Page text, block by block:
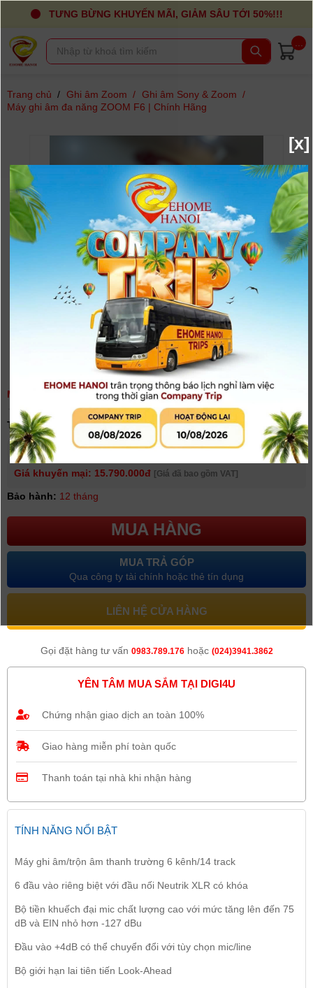
TƯNG BỪNG KHUYẾN MÃI, GIẢM SÂU TỚI 50%!!!
Trang chủ / Ghi âm Zoom / Ghi âm Sony & Zoom /
Máy ghi âm đa năng ZOOM F6 | Chính Hãng
MÁY GHI ÂM ĐA NĂNG ZOOM F6 | CHÍNH HÃNG
(0người đánh giá)
Tình trạng:
Có hàng
Giá niêm yết:
Giá khuyến mại: 15.790.000đ [Giá đã bao gồm VAT]
Bảo hành: 12 tháng
MUA HÀNG
MUA TRẢ GÓP
Qua công ty tài chính hoặc thẻ tín dụng
LIÊN HỆ CỬA HÀNG
Gọi đặt hàng tư vấn 0983.789.176hoặc (024)3941.3862
YÊN TÂM MUA SẮM TẠI DIGI4U
Chứng nhận giao dịch an toàn 100%
Giao hàng miễn phí toàn quốc
Thanh toán tại nhà khi nhận hàng
TÍNH NĂNG NỔI BẬT
Máy ghi âm/trộn âm thanh trường 6 kênh/14 track
6 đầu vào riêng biệt với đầu nối Neutrik XLR có khóa
Bộ tiền khuếch đại mic chất lượng cao với mức tăng lên đến 75
dB và EIN nhỏ hơn -127 dBu
Đầu vào +4dB có thể chuyển đổi với tùy chọn mic/line
Bộ giới hạn lai tiên tiến Look-Ahead
[x]